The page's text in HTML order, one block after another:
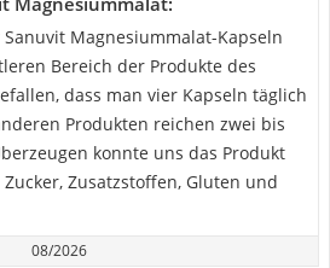
Magnesiummalat-Kapseln
Bereich der Produkte des
dass man vier Kapseln täglich
Produkten reichen zwei bis
konnte uns das Produkt
Zusatzstoffen, Gluten und
08/2026